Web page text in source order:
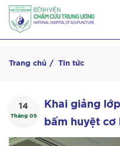
Trang chủ Tin tức
14
Tháng 05
Khai giảng
bấm huyệt cơ